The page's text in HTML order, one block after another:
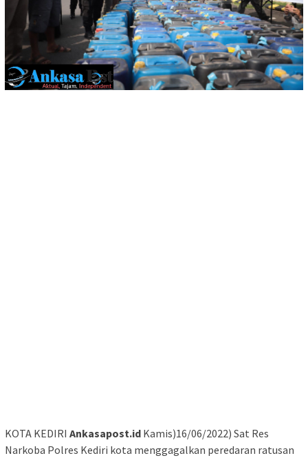
KOTA KEDIRI Ankasapost.id Kamis)16/06/2022) Sat Res
Narkoba Polres Kediri kota menggagalkan peredaran ratusan